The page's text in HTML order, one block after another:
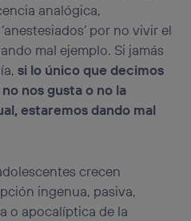
analógica,
por no vivir el
mal ejemplo. Si jamás
si lo único que decimos
nos gusta o no la
estaremos dando mal
crecen
ingenua, pasiva,
o apocalíptica de la